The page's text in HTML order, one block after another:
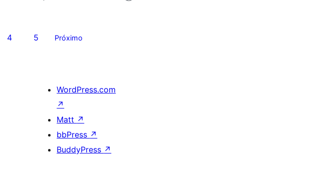
4 5 Próximo
WordPress.com
↗
Matt ↗
bbPress ↗
BuddyPress ↗